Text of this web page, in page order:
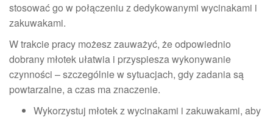
stosować go w połączeniu z dedykowanymi wycinakami i
zakuwakami.
W trakcie pracy możesz zauważyć, że odpowiednio
dobrany młotek ułatwia i przyspiesza wykonywanie
czynności – szczególnie w sytuacjach, gdy zadania są
powtarzalne, a czas ma znaczenie.
Wykorzystuj młotek z wycinakami i zakuwakami, aby